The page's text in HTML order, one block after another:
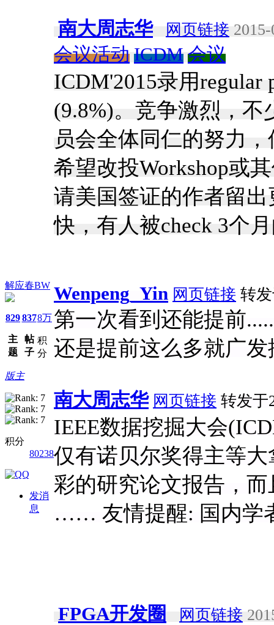
解应春BW
829
主
题
837
帖
子
8万
积
分
版主
积分
80238
发消
息
南大周志华 网页链接
会议活动 ICDM 会议
ICDM'2015录用regular
(9.8%)。竞争激烈，
员会全体同仁的努力
希望改投Workshop或
请美国签证的作者留
快，有人被check 3个
Wenpeng_Yin 网页链接 转
第一次看到还能提前
还是提前这么多就广
南大周志华 网页链接 转发于
IEEE数据挖掘大会
仅有诺贝尔奖得主等大
彩的研究论文报告，
…… 友情提醒: 国内学
FPGA开发圈 网页链接